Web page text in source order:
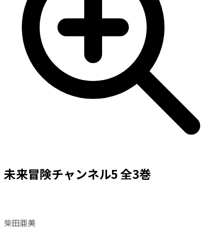
未来冒険チャンネル5 全3巻
柴田亜美